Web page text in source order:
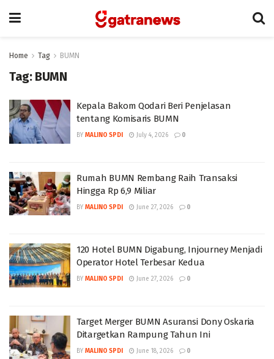
Home Tag BUMN
Tag: BUMN
Kepala Bakom Qodari Beri Penjelasan
tentang Komisaris BUMN
BY MALINO SPDI July 4, 2026 0
Rumah BUMN Rembang Raih Transaksi
Hingga Rp 6,9 Miliar
BY MALINO SPDI June 27, 2026 0
120 Hotel BUMN Digabung, Injourney Menjadi
Operator Hotel Terbesar Kedua
BY MALINO SPDI June 27, 2026 0
Target Merger BUMN Asuransi Dony Oskaria
Ditargetkan Rampung Tahun Ini
BY MALINO SPDI June 18, 2026 0